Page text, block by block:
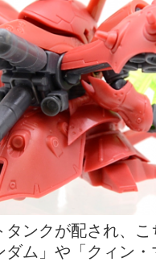
ンクが配され、
ダム」や「クィン